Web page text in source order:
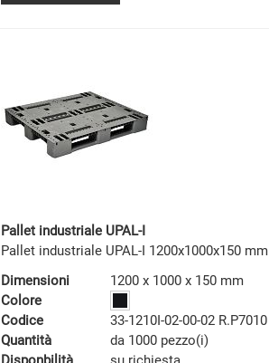
Pallet industriale UPAL-I
Pallet industriale UPAL-I 1200x1000x150 mm
Dimensioni
1200 x 1000 x 150 mm
Colore
Codice
33-1210I-02-00-02 R.P7010
Quantità
da 1000 pezzo(i)